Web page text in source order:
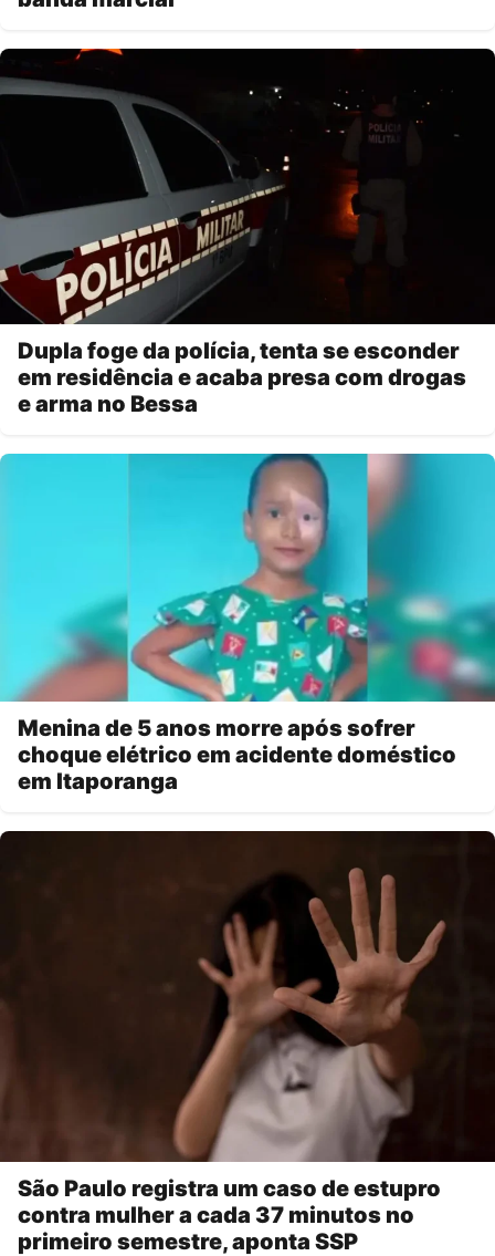
Dupla foge da polícia, tenta se esconder
em residência e acaba presa com drogas
e arma no Bessa
Menina de 5 anos morre após sofrer
choque elétrico em acidente doméstico
em Itaporanga
São Paulo registra um caso de estupro
contra mulher a cada 37 minutos no
primeiro semestre, aponta SSP